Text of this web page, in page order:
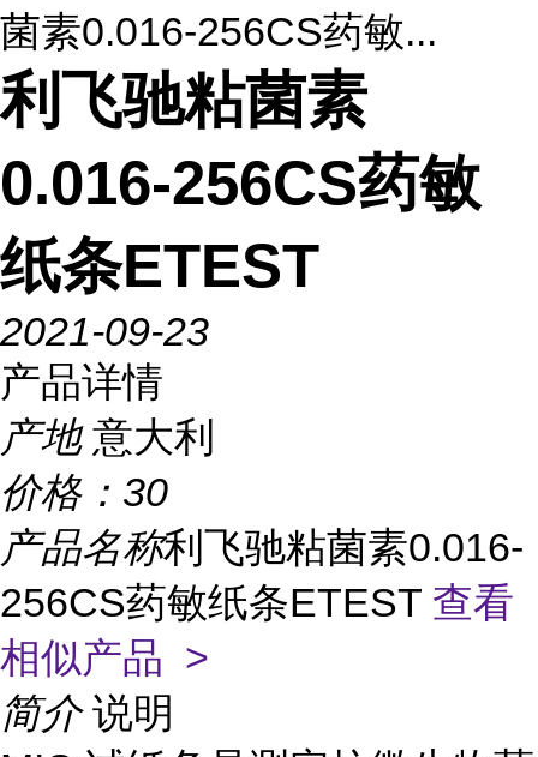
菌素0.016-256CS药敏...
利飞驰粘菌素
0.016-256CS药敏
纸条ETEST
2021-09-23
产品详情
产地 意大利
价格： 30
产品名称利飞驰粘菌素0.016-
256CS药敏纸条ETEST 查看
相似产品 >
简介 说明